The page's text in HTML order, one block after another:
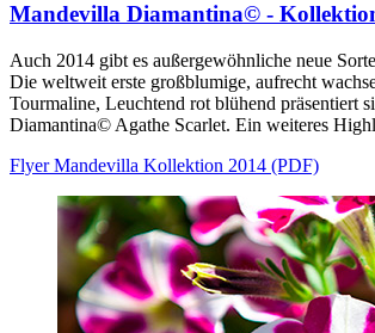
Mandevilla Diamantina© -
Auch 2014 gibt es außergewöhnliche neue
Die weltweit erste großblumige, aufrecht
Tourmaline, Leuchtend rot blühend präsentiert
Diamantina© Agathe Scarlet. Ein weiteres
Flyer Mandevilla Kollektion 2014 (PDF)